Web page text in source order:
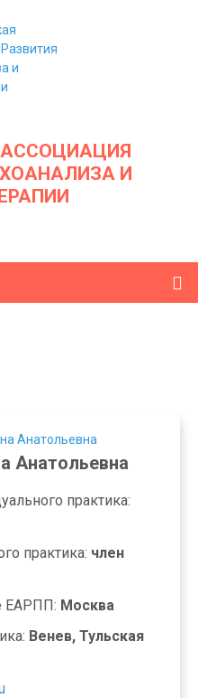
И
Анатольевна
практика:
практика: член
ЕАРПП: Москва
Венев, Тульская